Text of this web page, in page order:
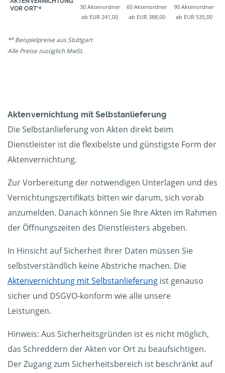
VOR ORT*4
30 Aktenordner
ab EUR 241,00
60 Aktenordner
ab EUR 388,00
90 Aktenordner
ab EUR 535,00
*4Beispielpreise aus Stuttgart
Alle Preise zuzüglich MwSt.
Aktenvernichtung mit Selbstanlieferung
Die Selbstanlieferung von Akten direkt beim
Dienstleister ist die flexibelste und günstigste Form der
Aktenvernichtung.
Zur Vorbereitung der notwendigen Unterlagen und des
Vernichtungszertifikats bitten wir darum, sich vorab
anzumelden. Danach können Sie Ihre Akten im Rahmen
der Öffnungszeiten des Dienstleisters abgeben.
In Hinsicht auf Sicherheit Ihrer Daten müssen Sie
selbstverständlich keine Abstriche machen. Die
Aktenvernichtung mit Selbstanlieferung ist genauso
sicher und DSGVO-konform wie alle unsere
Leistungen.
Hinweis: Aus Sicherheitsgründen ist es nicht möglich,
das Schreddern der Akten vor Ort zu beaufsichtigen.
Der Zugang zum Sicherheitsbereich ist beschränkt auf